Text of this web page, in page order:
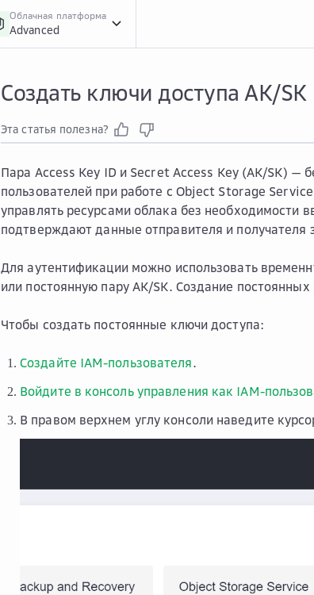
Облачная платформа
Advanced
Создать ключи доступа AK/SK
Эта статья полезна?
Пара Access Key ID и Secret Access Key (AK/SK) —
пользователей при работе с Object Storage
управлять ресурсами облака без необходимости
подтверждают данные отправителя и получателя
Для аутентификации можно использовать
или постоянную пару AK/SK. Создание
Чтобы создать постоянные ключи доступа:
Создайте IAM-пользователя.
Войдите в консоль управления как IAM-
В правом верхнем углу консоли наведите